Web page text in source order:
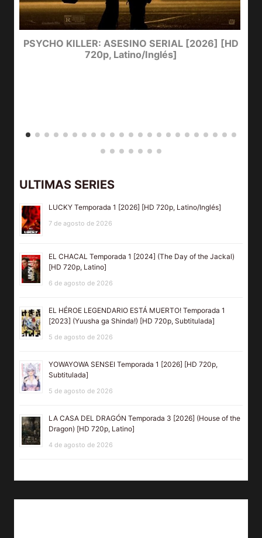
PSYCHO KILLER: ASESINO SERIAL [2026] [HD
720p, Latino/Inglés]
ULTIMAS SERIES
LUCKY Temporada 1 [2026] [HD 720p, Latino/Inglés]
7 de agosto de 2026
EL CHACAL Temporada 1 [2024] (The Day of the Jackal)
[HD 720p, Latino]
6 de agosto de 2026
EL HÉROE LEGENDARIO ESTÁ MUERTO! Temporada 1
[2023] (Yuusha ga Shinda!) [HD 720p, Subtitulada]
5 de agosto de 2026
YOWAYOWA SENSEI Temporada 1 [2026] [HD 720p,
Subtitulada]
5 de agosto de 2026
LA CASA DEL DRAGÓN Temporada 3 [2026] (House of the
Dragon) [HD 720p, Latino]
4 de agosto de 2026